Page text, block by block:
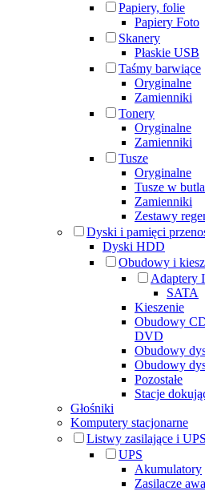
Papiery, folie
Papiery Foto
Skanery
Płaskie USB
Taśmy barwiące
Oryginalne
Zamienniki
Tonery
Oryginalne
Zamienniki
Tusze
Oryginalne
Tusze w
Zamienniki
Zestawy
Dyski i pamięci
Dyski HDD
Obudowy i
Adaptery
SATA
Kieszenie
Obudowy
DVD
Obudowy
Obudowy
Pozostałe
Stacje
Głośniki
Komputery stacjonarne
Listwy zasilające i UPS
UPS
Akumulatory
Zasilacze